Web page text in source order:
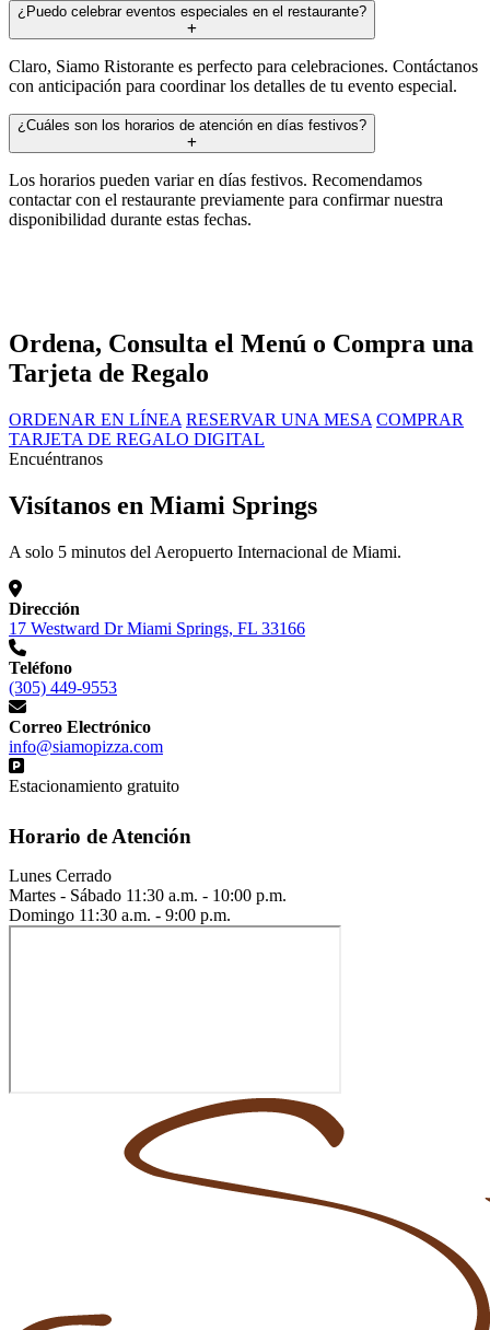
¿Puedo celebrar eventos especiales en el restaurante?
Claro, Siamo Ristorante es perfecto para celebraciones. Contáctanos
con anticipación para coordinar los detalles de tu evento especial.
¿Cuáles son los horarios de atención en días festivos?
Los horarios pueden variar en días festivos. Recomendamos
contactar con el restaurante previamente para confirmar nuestra
disponibilidad durante estas fechas.
Ordena, Consulta el Menú o Compra una
Tarjeta de Regalo
ORDENAR EN LÍNEA RESERVAR UNA MESA COMPRAR
TARJETA DE REGALO DIGITAL
Encuéntranos
Visítanos en Miami Springs
A solo 5 minutos del Aeropuerto Internacional de Miami.
Dirección
17 Westward Dr Miami Springs, FL 33166
Teléfono
(305) 449-9553
Correo Electrónico
info@siamopizza.com
Estacionamiento gratuito
Horario de Atención
Lunes Cerrado
Martes - Sábado 11:30 a.m. - 10:00 p.m.
Domingo 11:30 a.m. - 9:00 p.m.